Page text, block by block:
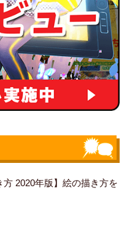
方 2020年版】絵の描き方を